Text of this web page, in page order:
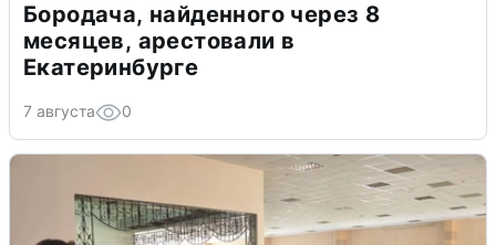
Бородача, найденного через 8
месяцев, арестовали в
Екатеринбурге
7 августа 0